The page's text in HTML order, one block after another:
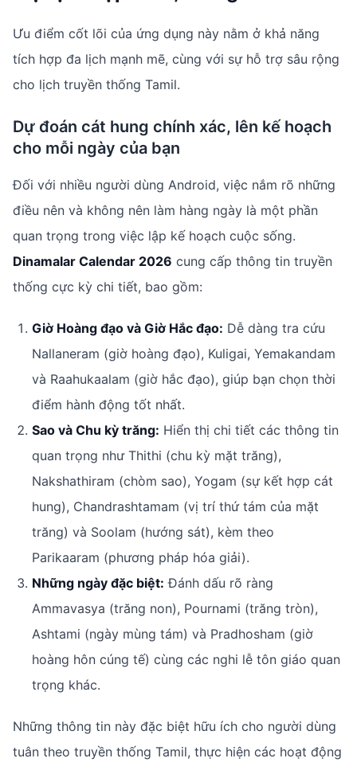
Ưu điểm cốt lõi của ứng dụng này nằm ở khả năng
tích hợp đa lịch mạnh mẽ, cùng với sự hỗ trợ sâu rộng
cho lịch truyền thống Tamil.
Dự đoán cát hung chính xác, lên kế hoạch
cho mỗi ngày của bạn
Đối với nhiều người dùng Android, việc nắm rõ những
điều nên và không nên làm hàng ngày là một phần
quan trọng trong việc lập kế hoạch cuộc sống.
Dinamalar Calendar 2026 cung cấp thông tin truyền
thống cực kỳ chi tiết, bao gồm:
Giờ Hoàng đạo và Giờ Hắc đạo: Dễ dàng tra cứu
Nallaneram (giờ hoàng đạo), Kuligai, Yemakandam
và Raahukaalam (giờ hắc đạo), giúp bạn chọn thời
điểm hành động tốt nhất.
Sao và Chu kỳ trăng: Hiển thị chi tiết các thông tin
quan trọng như Thithi (chu kỳ mặt trăng),
Nakshathiram (chòm sao), Yogam (sự kết hợp cát
hung), Chandrashtamam (vị trí thứ tám của mặt
trăng) và Soolam (hướng sát), kèm theo
Parikaaram (phương pháp hóa giải).
Những ngày đặc biệt: Đánh dấu rõ ràng
Ammavasya (trăng non), Pournami (trăng tròn),
Ashtami (ngày mùng tám) và Pradhosham (giờ
hoàng hôn cúng tế) cùng các nghi lễ tôn giáo quan
trọng khác.
Những thông tin này đặc biệt hữu ích cho người dùng
tuân theo truyền thống Tamil, thực hiện các hoạt động